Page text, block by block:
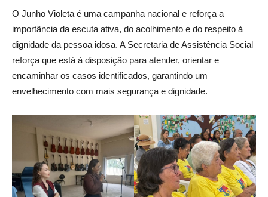
O Junho Violeta é uma campanha nacional e reforça a
importância da escuta ativa, do acolhimento e do respeito à
dignidade da pessoa idosa. A Secretaria de Assistência Social
reforça que está à disposição para atender, orientar e
encaminhar os casos identificados, garantindo um
envelhecimento com mais segurança e dignidade.